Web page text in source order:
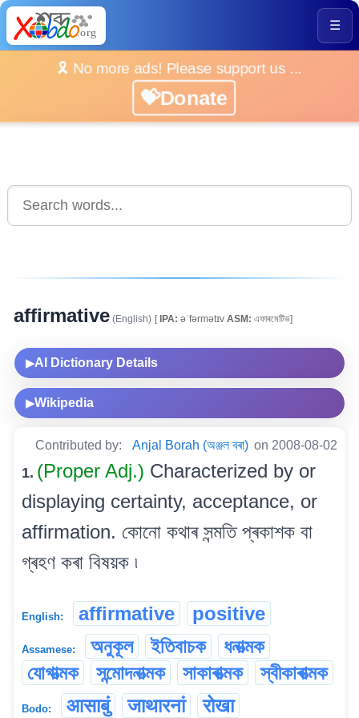
☰
🎗️ No more ads! Please support us ...
💝Donate
affirmative (English) [IPA: əˈfərmətɪv ASM: এফাৰমেটিভ]
▶AI Dictionary Details
▶Wikipedia
Contributed by: Anjal Borah (অঞ্জল বৰা) on 2008-08-02
1. (Proper Adj.) Characterized by or
displaying certainty, acceptance, or
affirmation. কোনো কথাৰ সন্মতি প্ৰকাশক বা
গ্ৰহণ কৰা বিষয়ক ৷
English: affirmative positive
Assamese: অনুকূল ইতিবাচক
ধনাত্মক
যোগাত্মক
সন্মোদনাত্মক সাকাৰাত্মক স্বীকাৰাত্মক
Bodo: आसाबुं जाथारनां रोखा